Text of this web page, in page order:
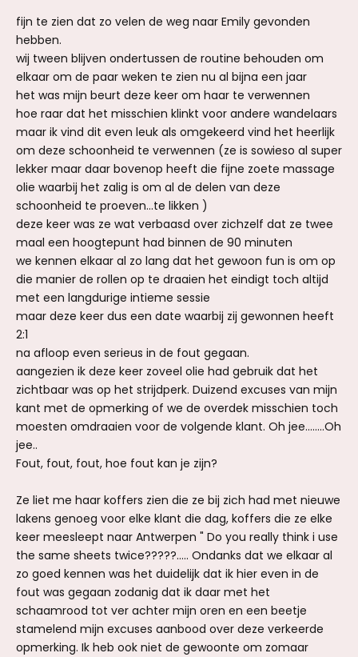
fijn te zien dat zo velen de weg naar Emily gevonden
hebben.
wij tween blijven ondertussen de routine behouden om
elkaar om de paar weken te zien nu al bijna een jaar
het was mijn beurt deze keer om haar te verwennen
hoe raar dat het misschien klinkt voor andere wandelaars
maar ik vind dit even leuk als omgekeerd vind het heerlijk
om deze schoonheid te verwennen (ze is sowieso al super
lekker maar daar bovenop heeft die fijne zoete massage
olie waarbij het zalig is om al de delen van deze
schoonheid te proeven...te likken )
deze keer was ze wat verbaasd over zichzelf dat ze twee
maal een hoogtepunt had binnen de 90 minuten
we kennen elkaar al zo lang dat het gewoon fun is om op
die manier de rollen op te draaien het eindigt toch altijd
met een langdurige intieme sessie
maar deze keer dus een date waarbij zij gewonnen heeft
2:1
na afloop even serieus in de fout gegaan.
aangezien ik deze keer zoveel olie had gebruik dat het
zichtbaar was op het strijdperk. Duizend excuses van mijn
kant met de opmerking of we de overdek misschien toch
moesten omdraaien voor de volgende klant. Oh jee........Oh
jee..
Fout, fout, fout, hoe fout kan je zijn?
Ze liet me haar koffers zien die ze bij zich had met nieuwe
lakens genoeg voor elke klant die dag, koffers die ze elke
keer meesleept naar Antwerpen " Do you really think i use
the same sheets twice?????..... Ondanks dat we elkaar al
zo goed kennen was het duidelijk dat ik hier even in de
fout was gegaan zodanig dat ik daar met het
schaamrood tot ver achter mijn oren en een beetje
stamelend mijn excuses aanbood over deze verkeerde
opmerking. Ik heb ook niet de gewoonte om zomaar